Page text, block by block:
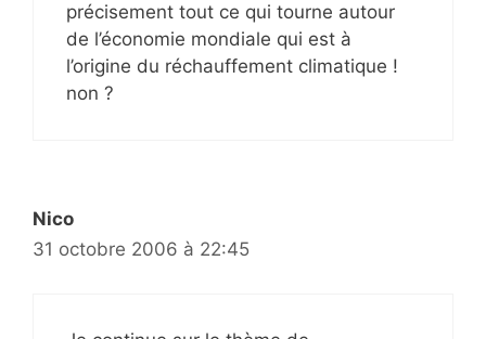
précisement tout ce qui tourne autour
de l’économie mondiale qui est à
l’origine du réchauffement climatique !
non ?
Nico
31 octobre 2006 à 22:45